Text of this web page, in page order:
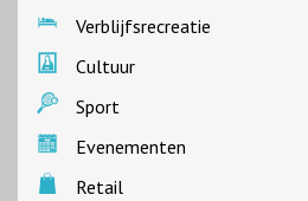
Verblijfsrecreatie
Cultuur
Sport
Evenementen
Retail